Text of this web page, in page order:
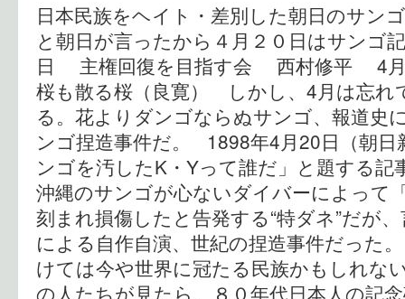
日本民族をヘイト・差別した朝日のサン
と朝日が言ったから４月２０日はサンゴ
日 主権回復を目指す会 西村修平 4月
桜も散る桜（良寛） しかし、4月は忘れ
る。花よりダンゴならぬサンゴ、報道史
ンゴ捏造事件だ。 1898年4月20日（朝日
ンゴを汚したK・Yって誰だ」と題する記
沖縄のサンゴが心ないダイバーによって
刻まれ損傷したと告発する“特ダネ”だが
による自作自演、世紀の捏造事件だった
けては今や世界に冠たる民族かもしれな
の人たちが見たら、８０年代日本人の記